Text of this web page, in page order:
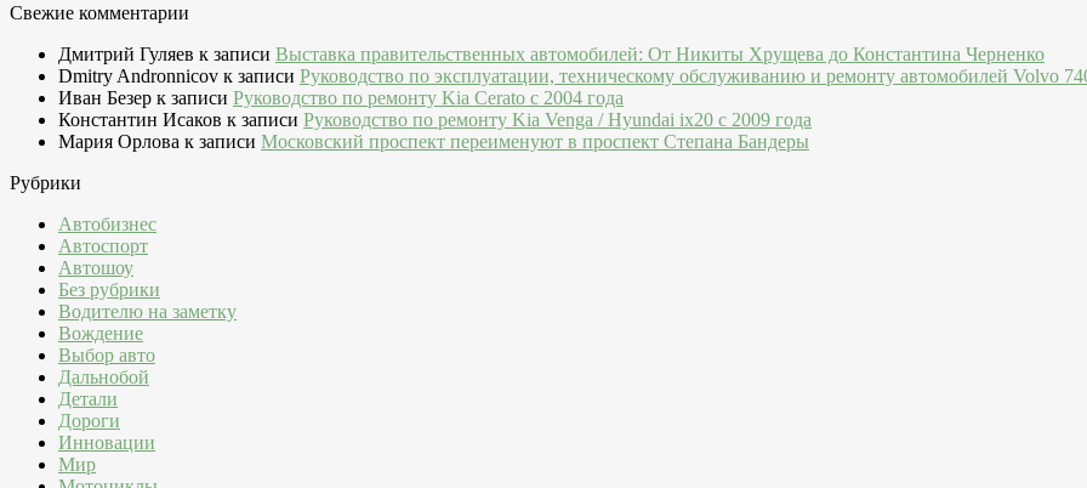
Свежие комментарии
Дмитрий Гуляев к записи Выставка правительственных автомобилей: От Никиты Хрущева до Константина Черненко
Dmitry Andronnicov к записи Руководство по эксплуатации, техническому обслуживанию и ремонту автомобилей Volvo
Иван Безер к записи Руководство по ремонту Kia Cerato c 2004 года
Константин Исаков к записи Руководство по ремонту Kia Venga / Hyundai ix20 c 2009 года
Мария Орлова к записи Московский проспект переименуют в проспект Степана Бандеры
Рубрики
Автобизнес
Автоспорт
Автошоу
Без рубрики
Водителю на заметку
Вождение
Выбор авто
Дальнобой
Детали
Дороги
Инновации
Мир